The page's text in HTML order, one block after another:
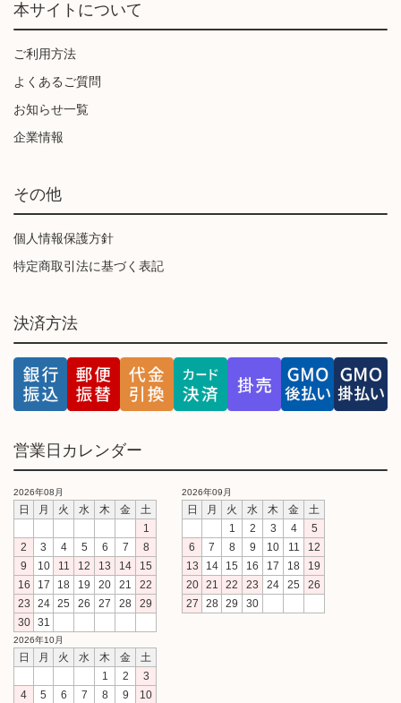
本サイトについて
ご利用方法
よくあるご質問
お知らせ一覧
企業情報
その他
個人情報保護方針
特定商取引法に基づく表記
決済方法
営業日カレンダー
2026年08月
日 月 火 水 木 金
土
1
2
3 4 5 6 7
8
9
10 11 12 13 14
15
16
17 18 19 20 21
22
23
24 25 26 27 28
29
30
31
2026年09月
日 月 火 水 木 金
土
1
2 3 4
5
6
7 8 9 10 11
12
13
14 15 16 17 18
19
20
21 22 23 24 25
26
27
28 29 30
2026年10月
日 月 火 水 木 金
土
1
2
3
4
5 6 7 8 9 10